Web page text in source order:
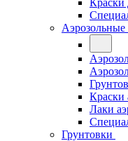
Краски
Аэрозольные
Краски
Лаки
Грунтовки